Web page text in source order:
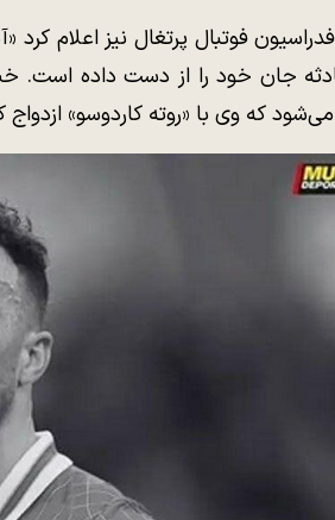
جان خود را از دست داده است.
که وی با «روته کاردوسو» ازدواج